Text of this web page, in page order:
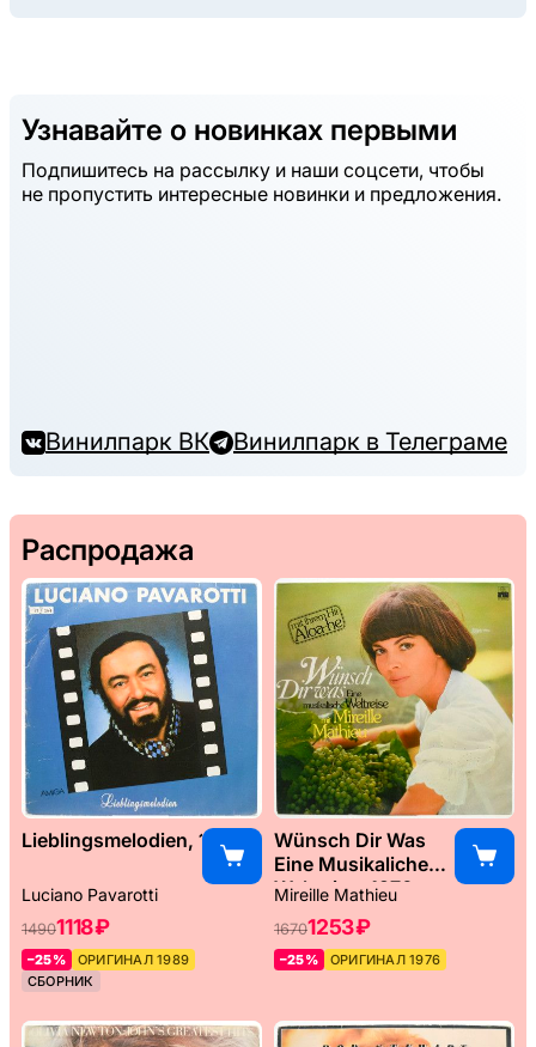
Узнавайте о новинках первыми
Подпишитесь на рассылку и наши соцсети, чтобы
не пропустить интересные новинки и предложения.
Винилпарк ВК Винилпарк в Телеграме
Распродажа
Lieblingsmelodien, 1989
Luciano Pavarotti
14901118 ₽
–25%
ОРИГИНАЛ 1989
СБОРНИК
Wünsch Dir Was
Eine Musikaliche
Weltreise, 1976
Mireille Mathieu
16701253 ₽
–25% ОРИГИНАЛ 1976